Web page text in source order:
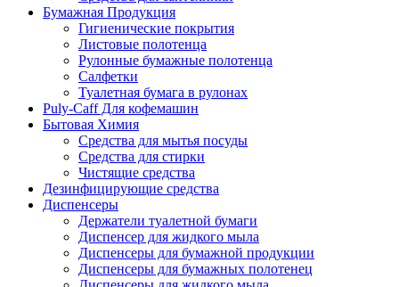
Бумажная Продукция
Гигиенические покрытия
Листовые полотенца
Рулонные бумажные полотенца
Салфетки
Туалетная бумага в рулонах
Puly-Caff Для кофемашин
Бытовая Химия
Средства для мытья посуды
Средства для стирки
Чистящие средства
Дезинфицирующие средства
Диспенсеры
Держатели туалетной бумаги
Диспенсер для жидкого мыла
Диспенсеры для бумажной продукции
Диспенсеры для бумажных полотенец